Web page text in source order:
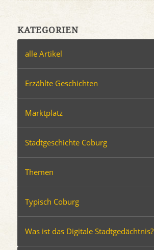
KATEGORIEN
alle Artikel
Erzählte Geschichten
Marktplatz
Stadtgeschichte Coburg
Themen
Typisch Coburg
Was ist das Digitale Stadtgedächtnis?